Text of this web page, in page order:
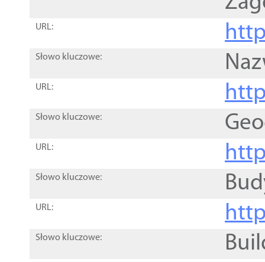
URL:
Słowo kluczowe:
URL:
Słowo kluczowe:
URL:
Słowo kluczowe:
URL:
Słowo kluczowe: